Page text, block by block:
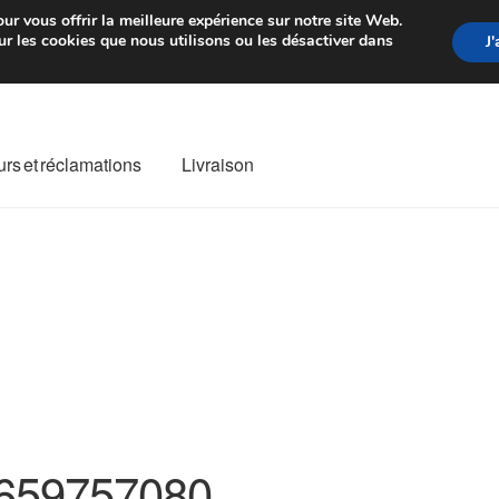
de 7 EUR Du lundi au
et réclamations Livraison
vous offrir la meilleure expérience sur notre site Web.
les cookies que nous utilisons ou les désactiver dans